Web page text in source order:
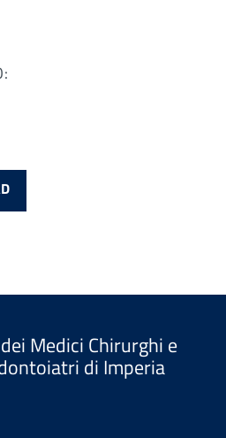
Medici Chirurghi e
di Imperia